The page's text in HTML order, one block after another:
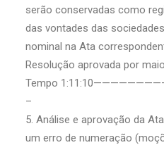
serão conservadas como
das vontades das
nominal na Ata
Resolução aprovada por
Tempo
–
5. Análise e aprovação da
um erro de numeração